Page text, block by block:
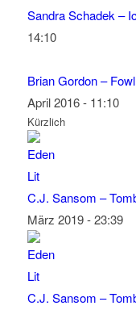
Sandra Schadek –
14:10
Brian Gordon –
April 2016 - 11:10
Kürzlich
C.J. Sansom –
März 2019 - 23:39
C.J. Sansom –